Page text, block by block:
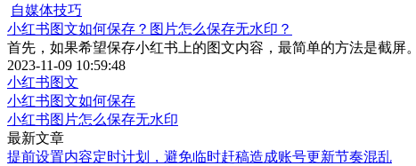
自媒体技巧
小红书图文如何保存？图片怎么保存无水印？
首先，如果希望保存小红书上的图文内容，最简单的方法是截屏
2023-11-09 10:59:48
小红书图文
小红书图文如何保存
小红书图片怎么保存无水印
最新文章
提前设置内容定时计划，避免临时赶稿造成账号更新节奏混乱